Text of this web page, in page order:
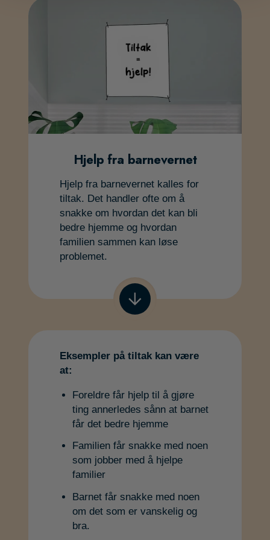
Hjelp fra barnevernet
Hjelp fra barnevernet kalles for
tiltak. Det handler ofte om å
snakke om hvordan det kan bli
bedre hjemme og hvordan
familien sammen kan løse
problemet.
Gå til neste
Eksempler på tiltak kan være
at:
Foreldre får hjelp til å gjøre
ting annerledes sånn at barnet
får det bedre hjemme
Familien får snakke med noen
som jobber med å hjelpe
familier
Barnet får snakke med noen
om det som er vanskelig og
bra.